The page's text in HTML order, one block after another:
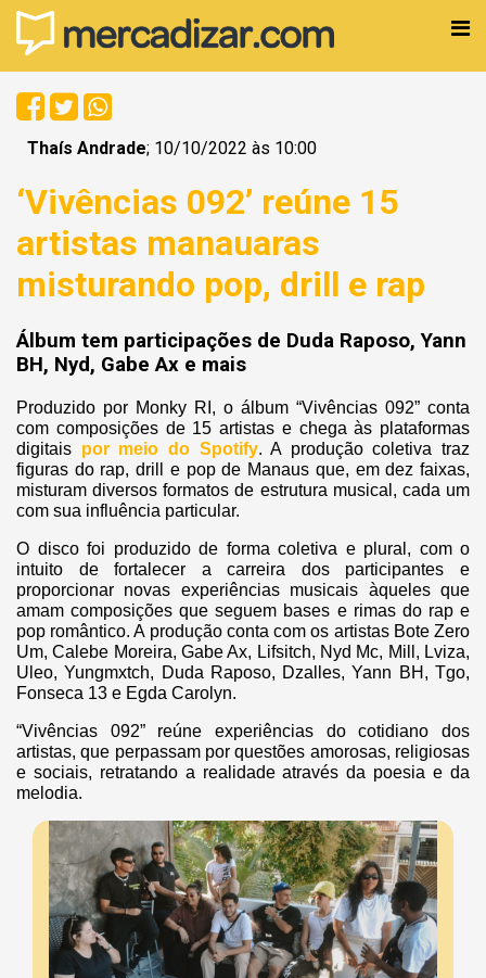
Thaís Andrade; 10/10/2022 às 10:00
‘Vivências 092’ reúne 15
artistas manauaras
misturando pop, drill e rap
Álbum tem participações de Duda Raposo, Yann
BH, Nyd, Gabe Ax e mais
Produzido por Monky RI, o álbum “Vivências 092” conta
com composições de 15 artistas e chega às plataformas
digitais por meio do Spotify.A produção coletiva traz
figuras do rap, drill e pop de Manaus que, em dez faixas,
misturam diversos formatos de estrutura musical, cada um
com sua influência particular.
O disco foi produzido de forma coletiva e plural, com o
intuito de fortalecer a carreira dos participantes e
proporcionar novas experiências musicais àqueles que
amam composições que seguem bases e rimas do rap e
pop romântico. A produção conta com os artistas Bote Zero
Um, Calebe Moreira, Gabe Ax, Lifsitch, Nyd Mc, Mill, Lviza,
Uleo, Yungmxtch, Duda Raposo, Dzalles, Yann BH, Tgo,
Fonseca 13 e Egda Carolyn.
“Vivências 092” reúne experiências do cotidiano dos
artistas, que perpassam por questões amorosas, religiosas
e sociais, retratando a realidade através da poesia e da
melodia.